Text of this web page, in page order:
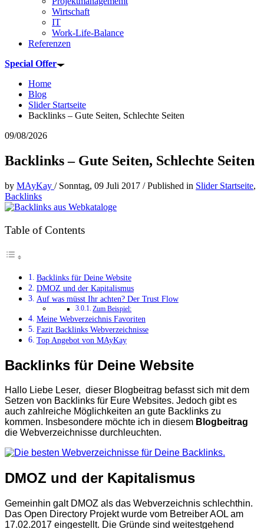
Wirtschaft
IT
Work-Life-Balance
Referenzen
Special Offer
Home
Blog
Slider Startseite
Backlinks – Gute Seiten, Schlechte Seiten
09/08/2026
Backlinks – Gute Seiten, Schlechte Seiten
by MAyKay / Sonntag, 09 Juli 2017 /Published in Slider Startseite,
Backlinks
Table of Contents
Backlinks für Deine Website
DMOZ und der Kapitalismus
Auf was müsst Ihr achten? Der Trust Flow
Zum Beispiel:
Meine Webverzeichnis Favoriten
Fazit Backlinks Webverzeichnisse
Top Angebot von MAyKay
Backlinks für Deine Website
Hallo Liebe Leser, dieser Blogbeitrag befasst sich mit dem
Setzen von Backlinks für Eure Websites. Jedoch gibt es
auch zahlreiche Möglichkeiten an gute Backlinks zu
kommen. Insbesondere möchte ich in diesem Blogbeitrag
die Webverzeichnisse durchleuchten.
DMOZ und der Kapitalismus
Gemeinhin galt DMOZ als das Webverzeichnis schlechthin.
Das Open Directory Projekt wurde vom Betreiber AOL am
17.02.2017 eingestellt. Die Gründe sind weitestgehend